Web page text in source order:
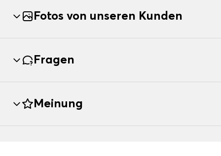
Fotos von unseren Kunden
Fragen
Meinung